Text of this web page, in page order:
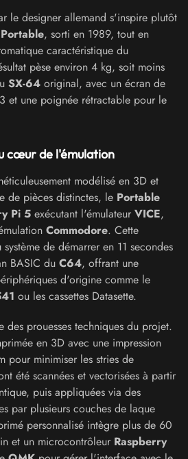
le designer allemand s'inspire plutôt
, sorti en 1989, tout en
caractéristique du
pèse environ 4 kg, soit moins
SX-64 original, avec un écran de
et une poignée rétractable pour le
cœur de l'émulation
modélisé en 3D et
de pièces distinctes, le Portable
Pi 5 exécutant l'émulateur VICE,
Commodore. Cette
de démarrer en 11 secondes
BASIC du C64, offrant une
d'origine comme le
ou les cassettes Datasette.
des prouesses techniques du projet.
en 3D avec une impression
pour minimiser les stries de
été scannées et vectorisées à partir
puis appliquées via des
par plusieurs couches de laque
personnalisé intègre plus de 60
et un microcontrôleur Raspberry